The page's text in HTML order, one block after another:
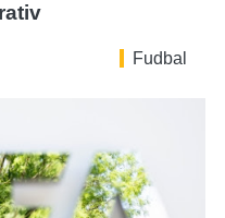
Fudbal